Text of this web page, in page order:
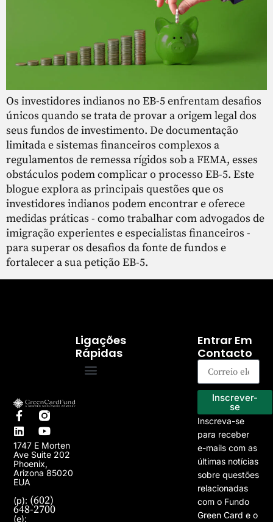
Os investidores indianos no EB-5 enfrentam desafios
únicos quando se trata de provar a origem legal dos
seus fundos de investimento. De documentação
limitada e sistemas financeiros complexos a
regulamentos de remessa rígidos sob a FEMA, esses
obstáculos podem complicar o processo EB-5. Este
blogue explora as principais questões que os
investidores indianos podem encontrar e oferece
medidas práticas - como trabalhar com advogados de
imigração experientes e especialistas financeiros -
para superar os desafios da fonte de fundos e
fortalecer a sua petição EB-5.
1747 E Morten
Ave Suite 202
Phoenix,
Arizona 85020
EUA
(p): (602)
648-2700
(e):
Ligações
Rápidas
Entrar Em
Contacto
Inscrever-
se
Inscreva-se
para receber
e-mails com as
últimas notícias
sobre questões
relacionadas
com o Fundo
Green Card e o